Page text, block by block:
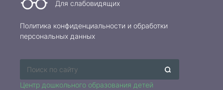
Для слабовидящих
Политика конфиденциальности и обработки
персональных данных
Центр дошкольного образования детей